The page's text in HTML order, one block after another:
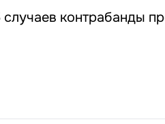
случаев контрабанды